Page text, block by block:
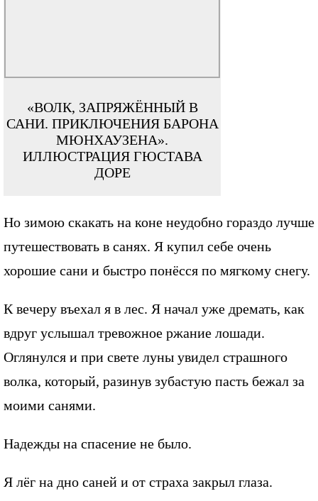
«ВОЛК, ЗАПРЯЖЁННЫЙ В
САНИ. ПРИКЛЮЧЕНИЯ БАРОНА
МЮНХАУЗЕНА».
ИЛЛЮСТРАЦИЯ ГЮСТАВА
ДОРЕ
Но зимою скакать на коне неудобно гораздо лучше
путешествовать в санях. Я купил себе очень
хорошие сани и быстро понёсся по мягкому снегу.
К вечеру въехал я в лес. Я начал уже дремать, как
вдруг услышал тревожное ржание лошади.
Оглянулся и при свете луны увидел страшного
волка, который, разинув зубастую пасть бежал за
моими санями.
Надежды на спасение не было.
Я лёг на дно саней и от страха закрыл глаза.